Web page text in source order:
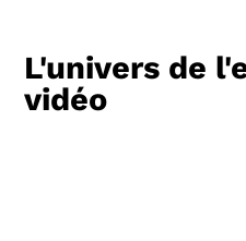
L'univers de
vidéo